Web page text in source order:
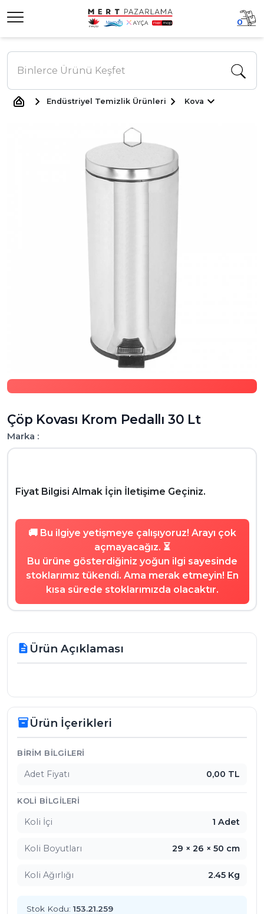
0
Endüstriyel Temizlik Ürünleri Kova
Çöp Kovası Krom Pedallı 30 Lt
Marka :
Fiyat Bilgisi Almak İçin İletişime Geçiniz.
🚚 Bu ilgiye yetişmeye çalışıyoruz! Arayı çok
açmayacağız. ⏳
Bu ürüne gösterdiğiniz yoğun ilgi sayesinde
stoklarımız tükendi. Ama merak etmeyin! En
kısa sürede stoklarımızda olacaktır.
description Ürün Açıklaması
inventory_2Ürün İçerikleri
Ürün İçerikleri
BIRIM BILGILERI
Adet Fiyatı 0,00 TL
KOLI BILGILERI
Koli İçi 1 Adet
Koli Boyutları 29 × 26 × 50 cm
Koli Ağırlığı 2.45 Kg
Stok Kodu: 153.21.259